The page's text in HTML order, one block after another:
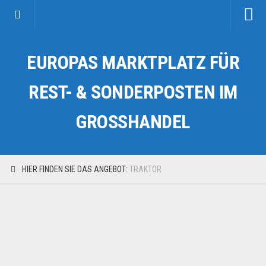
Kategorien
Auto & Motorrad
Fahrzeuge & Transport
EUROPAS MARKTPLATZ FÜR
REST- & SONDERPOSTEN IM
GROSSHANDEL
HIER FINDEN SIE DAS ANGEBOT: TRAKTOR